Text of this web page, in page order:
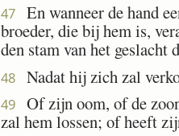
47
En wanneer de hand
broeder, die bij hem is,
den stam van het geslacht
48 Nadat hij zich zal
49
Of zijn oom, of de
zal hem lossen; of heeft